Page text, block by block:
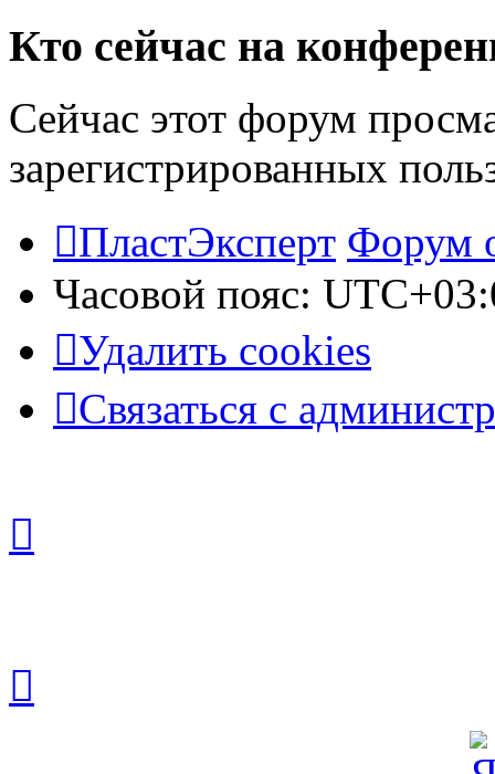
Кто сейчас на
Сейчас этот форум
зарегистрированных
ПластЭксперт Форум
Часовой пояс:
Удалить cookies
Связаться с